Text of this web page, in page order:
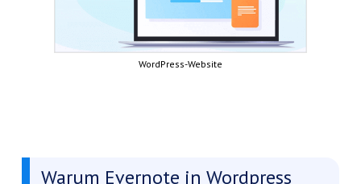
WordPress-Website
Warum Evernote in Wordpress